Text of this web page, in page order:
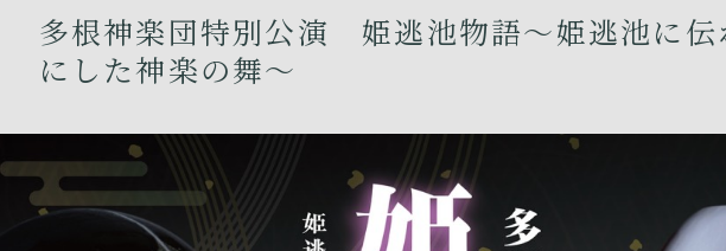
多根神楽団特別公演 姫逃池物語～姫逃池に伝
にした神楽の舞～